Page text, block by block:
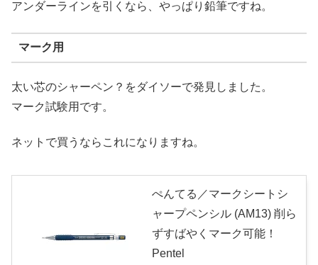
アンダーラインを引くなら、やっぱり鉛筆ですね。
マーク用
太い芯のシャーペン？をダイソーで発見しました。
マーク試験用です。
ネットで買うならこれになりますね。
ぺんてる／マークシートシ
ャープペンシル (AM13) 削ら
ずすばやくマーク可能！
Pentel